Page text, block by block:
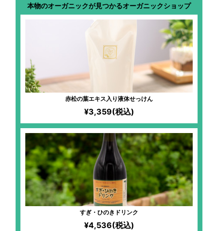
本物のオーガニックが見つかるオーガニックショップ
赤松の葉エキス入り液体せっけん
¥3,359(税込)
すぎ・ひのきドリンク
¥4,536(税込)